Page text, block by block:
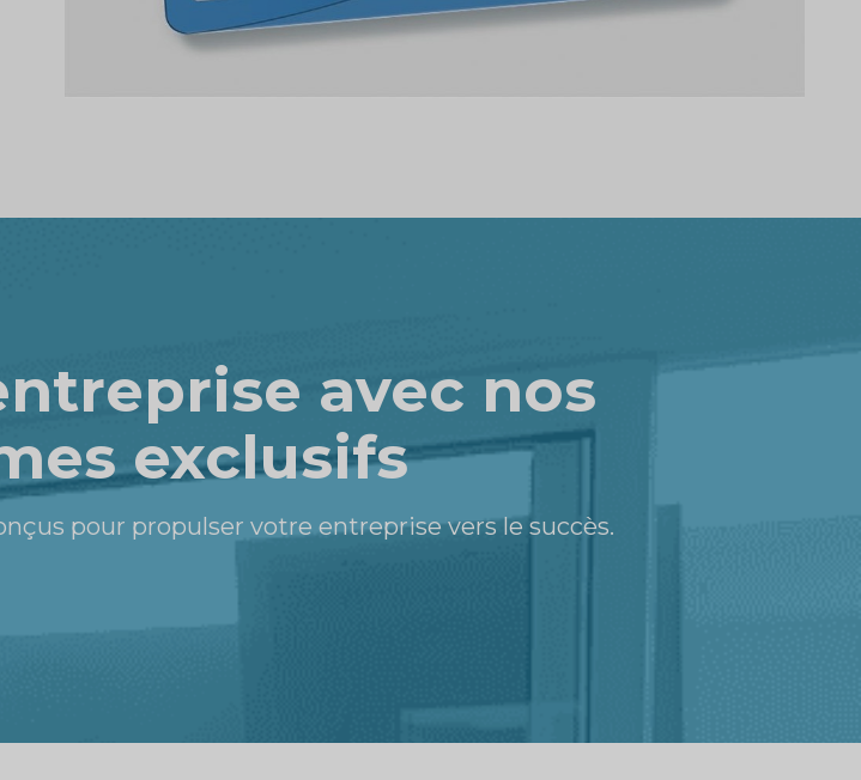
avec nos
exclusifs
pour propulser votre entreprise vers le succès.